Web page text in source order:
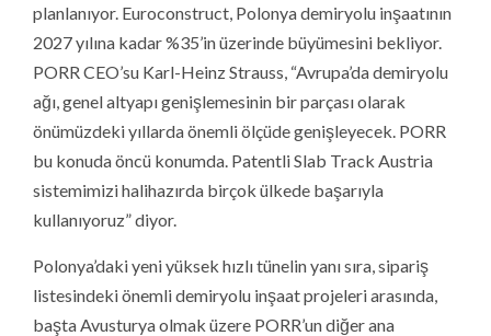
planlanıyor. Euroconstruct, Polonya demiryolu inşaatının
2027 yılına kadar %35’in üzerinde büyümesini bekliyor.
PORR CEO’su Karl-Heinz Strauss, “Avrupa’da demiryolu
ağı, genel altyapı genişlemesinin bir parçası olarak
önümüzdeki yıllarda önemli ölçüde genişleyecek. PORR
bu konuda öncü konumda. Patentli Slab Track Austria
sistemimizi halihazırda birçok ülkede başarıyla
kullanıyoruz” diyor.
Polonya’daki yeni yüksek hızlı tünelin yanı sıra, sipariş
listesindeki önemli demiryolu inşaat projeleri arasında,
başta Avusturya olmak üzere PORR’un diğer ana